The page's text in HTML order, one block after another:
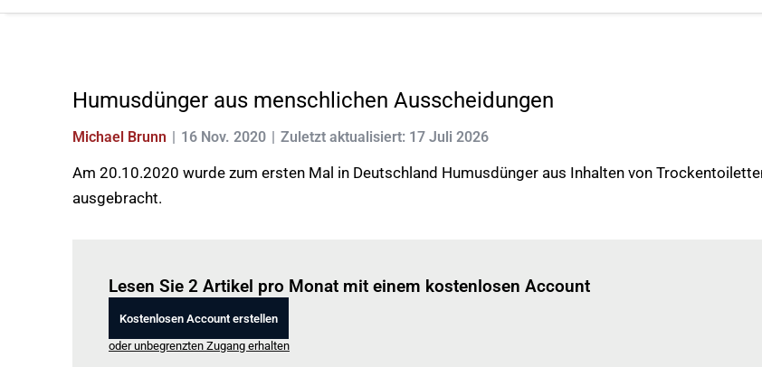
Humusdünger aus menschlichen Ausscheidungen
Michael Brunn 16 Nov. 2020 Zuletzt aktualisiert: 17 Juli 2026
Am 20.10.2020 wurde zum ersten Mal in Deutschland Humusdünger aus Inhalten von
ausgebracht.
Lesen Sie 2 Artikel pro Monat mit einem kostenlosen Account
Kostenlosen Account erstellen
oder unbegrenzten Zugang erhalten